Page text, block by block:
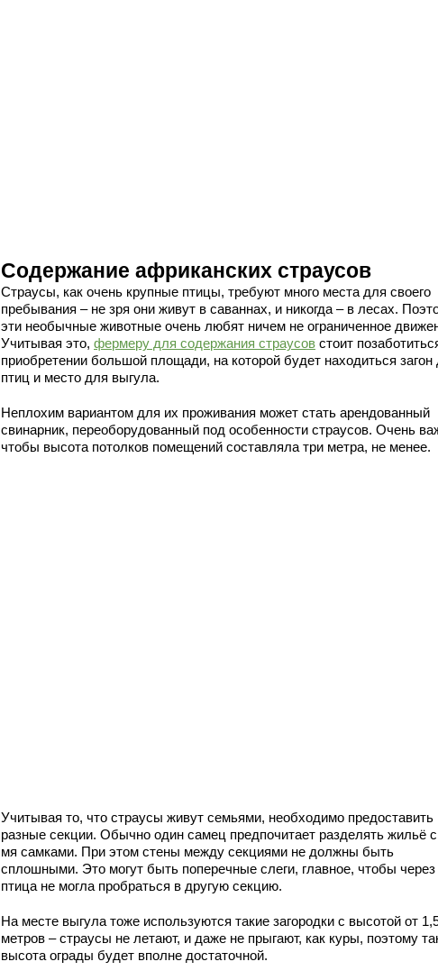
Содержание африканских страусов
Страусы, как очень крупные птицы, требуют много места для своего
пребывания – не зря они живут в саваннах, и никогда – в лесах.
эти необычные животные очень любят ничем не ограниченное
Учитывая это, фермеру для содержания страусов стоит
приобретении большой площади, на которой будет находиться загон
птиц и место для выгула.
Неплохим вариантом для их проживания может стать арендованный
свинарник, переоборудованный под особенности страусов. Очень
чтобы высота потолков помещений составляла три метра, не менее.
Учитывая то, что страусы живут семьями, необходимо предоставить
разные секции. Обычно один самец предпочитает разделять жильё
мя самками. При этом стены между секциями не должны быть
сплошными. Это могут быть поперечные слеги, главное, чтобы через
птица не могла пробраться в другую секцию.
На месте выгула тоже используются такие загородки с высотой от
метров – страусы не летают, и даже не прыгают, как куры, поэтому
высота ограды будет вполне достаточной.